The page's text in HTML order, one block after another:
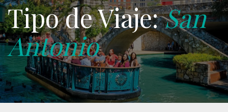
Tipo de Viaje:San
Antonio